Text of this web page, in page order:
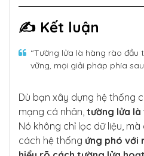
✍️ Kết luận
“Tường lửa là hàng rào đầu
vững, mọi giải pháp phía
Dù bạn xây dựng hệ thống
mạng cá nhân, tường lửa là
Nó không chỉ lọc dữ liệu,
cách hệ thống ứng phó với